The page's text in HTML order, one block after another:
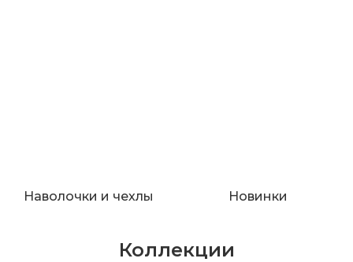
Наволочки и чехлы Новинки
Коллекции